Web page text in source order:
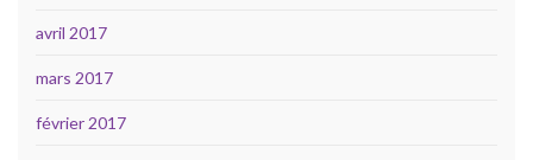
avril 2017
mars 2017
février 2017